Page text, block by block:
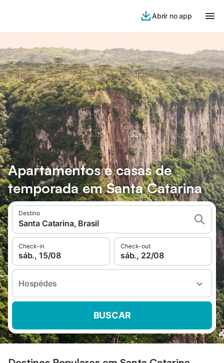
Abrir no app
Apartamentos e casas de
temporada em Santa Catarina
Destino
Santa Catarina, Brasil
Check-in
sáb., 15/08
Check-out
sáb., 22/08
Hospédes
BUSCAR